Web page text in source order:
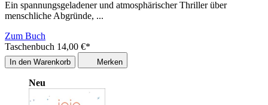
Ein spannungsgeladener und atmosphärischer Thriller über
menschliche Abgründe, ...
Zum Buch
Taschenbuch 14,00 €*
In den Warenkorb Merken
Neu